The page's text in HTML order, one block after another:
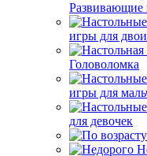
Развивающие
игры для
Головоломка
игры для
для девочек